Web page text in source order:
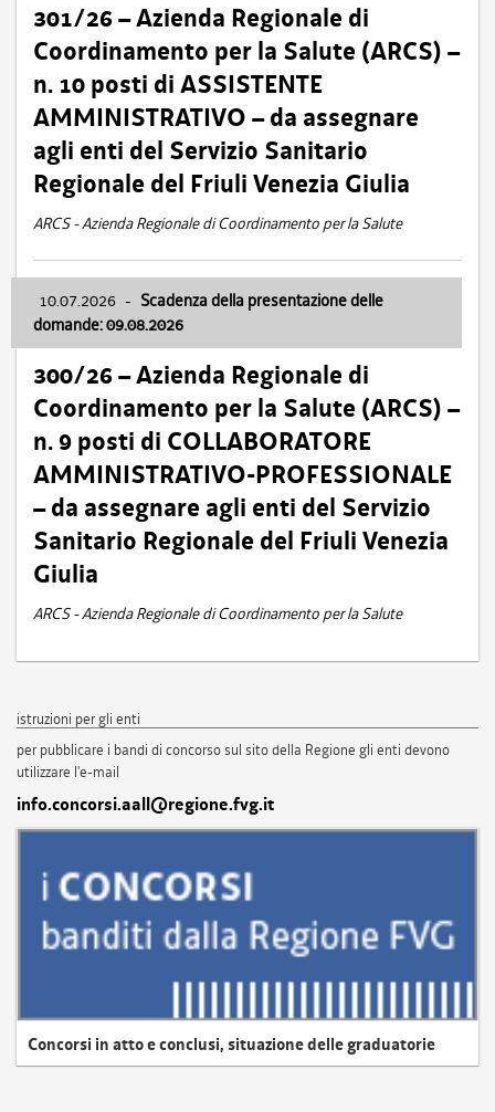
301/26 – Azienda Regionale di
Coordinamento per la Salute (ARCS) –
n. 10 posti di ASSISTENTE
AMMINISTRATIVO – da assegnare
agli enti del Servizio Sanitario
Regionale del Friuli Venezia Giulia
ARCS - Azienda Regionale di Coordinamento per la Salute
10.07.2026 - Scadenza della presentazione delle
domande: 09.08.2026
300/26 – Azienda Regionale di
Coordinamento per la Salute (ARCS) –
n. 9 posti di COLLABORATORE
AMMINISTRATIVO-PROFESSIONALE
– da assegnare agli enti del Servizio
Sanitario Regionale del Friuli Venezia
Giulia
ARCS - Azienda Regionale di Coordinamento per la Salute
istruzioni per gli enti
per pubblicare i bandi di concorso sul sito della Regione gli enti devono
utilizzare l'e-mail
info.concorsi.aall@regione.fvg.it
Concorsi in atto e conclusi, situazione delle graduatorie